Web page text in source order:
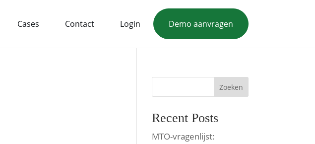
Cases Contact Login Demo aanvragen
Zoeken
Recent Posts
MTO-vragenlijst: